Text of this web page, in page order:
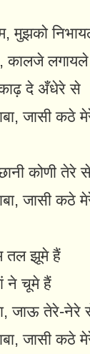
मुझको
कालजे लगायले
काढ़ दे अँधेरे से
जासी कठे
कोणी तेरे
जासी कठे
तल झूमे हैं
ने चूमे हैं
जाऊ तेरे-नेरे
जासी कठे